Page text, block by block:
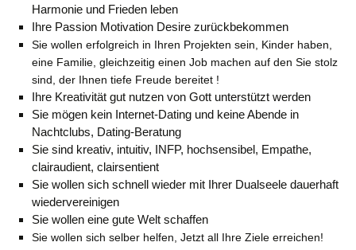
Harmonie und Frieden leben
Ihre Passion Motivation Desire zurückbekommen
Sie wollen erfolgreich in Ihren Projekten sein, Kinder haben,
eine Familie, gleichzeitig einen Job machen auf den Sie stolz
sind, der Ihnen tiefe Freude bereitet !
Ihre Kreativität gut nutzen von Gott unterstützt werden
Sie mögen kein Internet-Dating und keine Abende in
Nachtclubs, Dating-Beratung
Sie sind kreativ, intuitiv, INFP, hochsensibel, Empathe,
clairaudient, clairsentient
Sie wollen sich schnell wieder mit Ihrer Dualseele dauerhaft
wiedervereinigen
Sie wollen eine gute Welt schaffen
Sie wollen sich selber helfen, Jetzt all Ihre Ziele erreichen!